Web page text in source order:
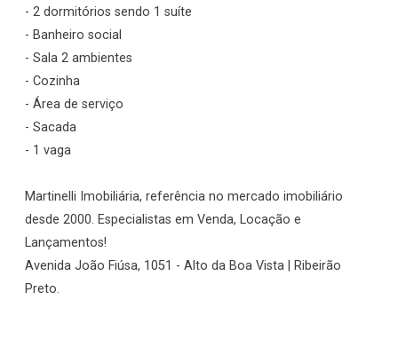
- 2 dormitórios sendo 1 suíte
- Banheiro social
- Sala 2 ambientes
- Cozinha
- Área de serviço
- Sacada
- 1 vaga
Martinelli Imobiliária, referência no mercado imobiliário
desde 2000. Especialistas em Venda, Locação e
Lançamentos!
Avenida João Fiúsa, 1051 - Alto da Boa Vista | Ribeirão
Preto.